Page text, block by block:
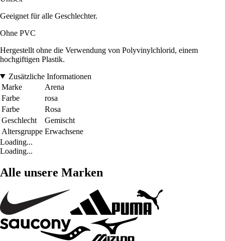
Geeignet für alle Geschlechter.
Ohne PVC
Hergestellt ohne die Verwendung von Polyvinylchlorid, einem
hochgiftigen Plastik.
Zusätzliche Informationen
Marke
Arena
Farbe
rosa
Farbe
Rosa
Geschlecht
Gemischt
Altersgruppe Erwachsene
Loading...
Loading...
Alle unsere Marken